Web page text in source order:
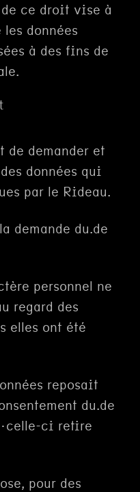
ce droit vise à
données
à des fins de
de demander et
données qui
par le Rideau.
demande du.de
personnel ne
regard des
elles ont été
reposait
du.de
ci retire
pour des